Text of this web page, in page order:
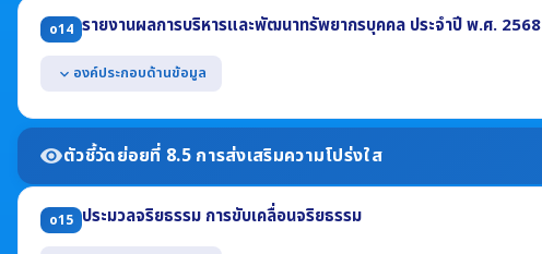
o14 รายงานผลการบริหารและพัฒนาทรัพยากรบุคคล ประจำปี พ.ศ. 2568
expand_more องค์ประกอบด้านข้อมูล
แสดงผลการบริหารทรัพยากรบุคคล ประจำปี พ.ศ. 2568 อย่างน้อยประกอบด้วย
(1) รายการหรือกิจกรรมการบริหารทรัพยากรบุคคล (2) ผลการดำเนินการ
(3) ช่วงระยะเวลาในการดำเนินการ
(4) ข้อมูลสถิติกรอบอัตรากำลัง กรอบมีเงิน กรอบคนครอง (ข้อมูล ณ 30 ก.ย. 2568)
แสดงผลการพัฒนาทรัพยากรบุคคล ประจำปี พ.ศ. 2568
visibilityตัวชี้วัดย่อยที่ 8.5 การส่งเสริมความโปร่งใส
o15 ประมวลจริยธรรม การขับเคลื่อนจริยธรรม